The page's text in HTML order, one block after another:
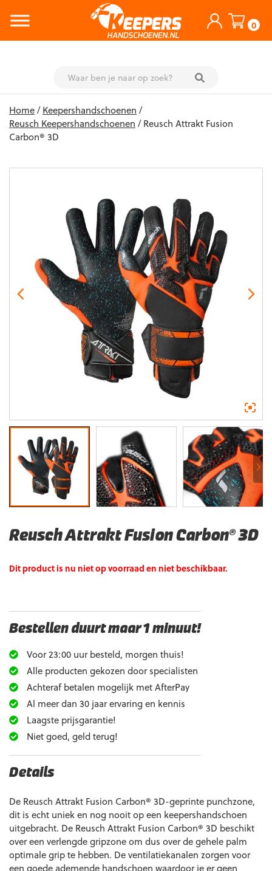
0
content
Home/Keepershandschoenen /
Reusch Keepershandschoenen / Reusch Attrakt Fusion
Carbon® 3D
Reusch Attrakt Fusion Carbon® 3D
Dit product is nu niet op voorraad en niet beschikbaar.
Bestellen duurt maar 1 minuut!
Voor 23:00 uur besteld, morgen thuis!
Alle producten gekozen door specialisten
Achteraf betalen mogelijk met AfterPay
Al meer dan 30 jaar ervaring en kennis
Laagste prijsgarantie!
Niet goed, geld terug!
Details
De Reusch Attrakt Fusion Carbon® 3D-geprinte punchzone,
dit is echt uniek en nog nooit op een keepershandschoen
uitgebracht. De Reusch Attrakt Fusion Carbon® 3D beschikt
over een verlengde gripzone om dus over de gehele palm
optimale grip te hebben. De ventilatiekanalen zorgen voor
een goede ademende handschoen waardoor je er geen